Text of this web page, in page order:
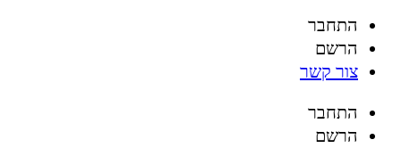
התחבר
הרשם
צור קשר
התחבר
הרשם